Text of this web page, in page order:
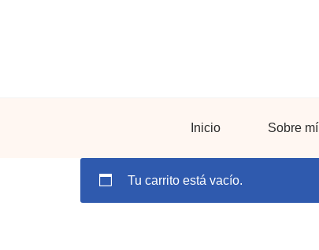
Inicio Sobre mí
Tu carrito está vacío.